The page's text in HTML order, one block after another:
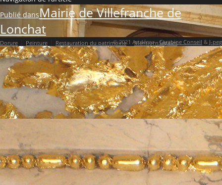
Publié dansMairie de Villefranche de
Lonchat
Dorure Peinture Restauration du patrimoine|Mentions légales
© 2021 Artdécor -Carabine Conseil & J-peg